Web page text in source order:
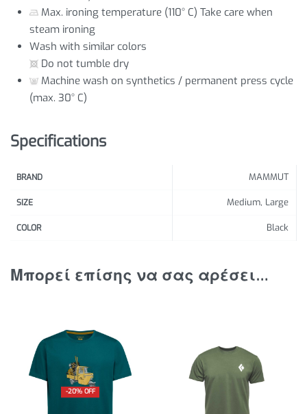
Max. ironing temperature (110° C) Take care when
steam ironing
Wash with similar colors
Do not tumble dry
Machine wash on synthetics / permanent press cycle
(max. 30° C)
Specifications
BRAND MAMMUT
SIZE Medium, Large
COLOR Black
Μπορεί επίσης να σας αρέσει…
-20% OFF